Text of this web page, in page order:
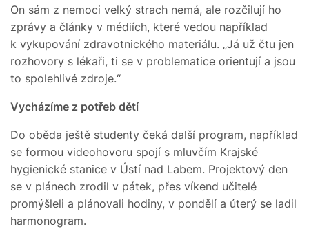
On sám z nemoci velký strach nemá, ale rozčilují ho
zprávy a články v médiích, které vedou například
k vykupování zdravotnického materiálu. „Já už čtu jen
rozhovory s lékaři, ti se v problematice orientují a jsou
to spolehlivé zdroje.“
Vycházíme z potřeb dětí
Do oběda ještě studenty čeká další program, například
se formou videohovoru spojí s mluvčím Krajské
hygienické stanice v Ústí nad Labem. Projektový den
se v plánech zrodil v pátek, přes víkend učitelé
promýšleli a plánovali hodiny, v pondělí a úterý se ladil
harmonogram.